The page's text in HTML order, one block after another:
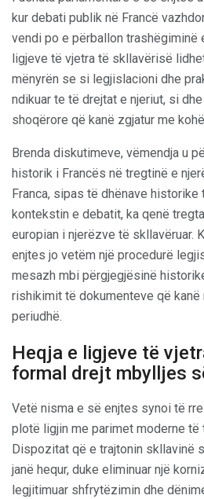
kur debati publik në Francë
vendi po e përballon trashëgiminë
ligjeve të vjetra të skllavërisë
mënyrën se si legjislacioni dhe
ndikuar te të drejtat e njeriut, si
shoqërore që kanë zgjatur me
Brenda diskutimeve, vëmendja u
historik i Francës në tregtinë e
Franca, sipas të dhënave historike
kontekstin e debatit, ka qenë
europian i njerëzve të skllavëruar.
enjtes jo vetëm një procedurë
mesazh mbi përgjegjësinë
rishikimit të dokumenteve që kanë
periudhë.
Heqja e ligjeve të
formal drejt mbylljes
Vetë nisma e së enjtes synoi të
plotë ligjin me parimet moderne të
Dispozitat që e trajtonin skllavinë
janë hequr, duke eliminuar një
legjitimuar shfrytëzimin dhe